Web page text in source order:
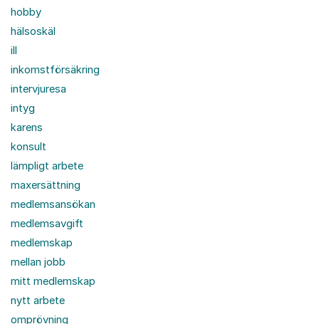
hobby
hälsoskäl
ill
inkomstförsäkring
intervjuresa
intyg
karens
konsult
lämpligt arbete
maxersättning
medlemsansökan
medlemsavgift
medlemskap
mellan jobb
mitt medlemskap
nytt arbete
omprövning